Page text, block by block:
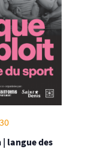
langue des